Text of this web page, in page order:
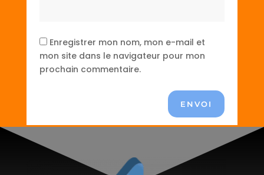
Enregistrer mon nom, mon e-mail et
mon site dans le navigateur pour mon
prochain commentaire.
ENVOI